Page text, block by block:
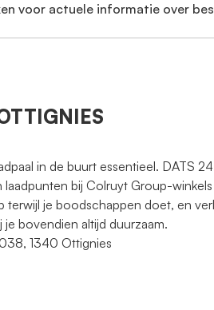
voor actuele informatie over
in de buurt essentieel. DATS
bij Colruyt Group-
je boodschappen doet, en
bovendien altijd duurzaam.
1340 Ottignies